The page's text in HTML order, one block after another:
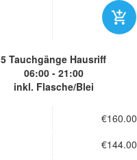
5 Tauchgänge Hausriff
06:00 - 21:00
inkl. Flasche/Blei
€160.00
€144.00